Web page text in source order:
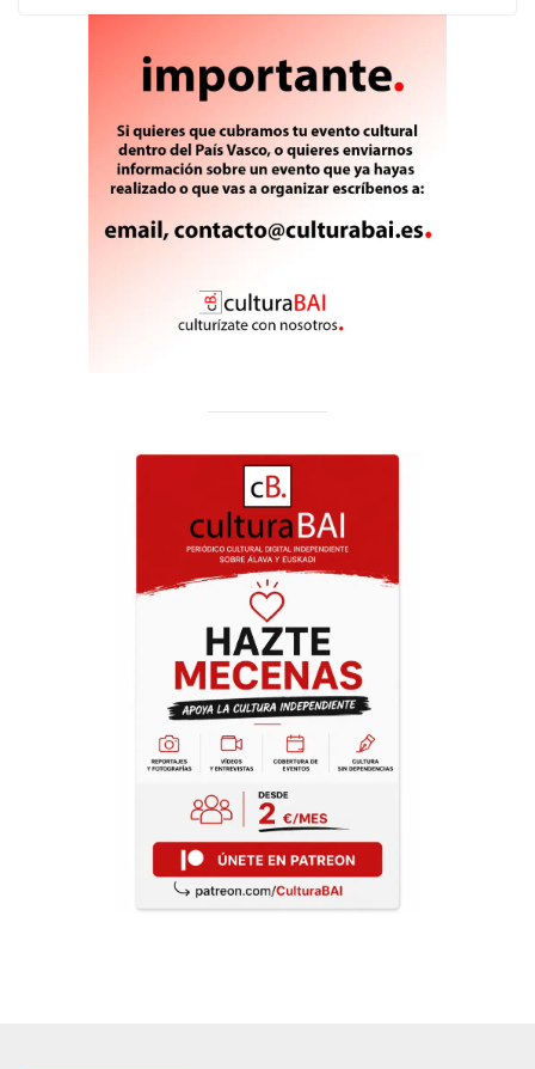
b d
o
n
l p
ar
ti
r